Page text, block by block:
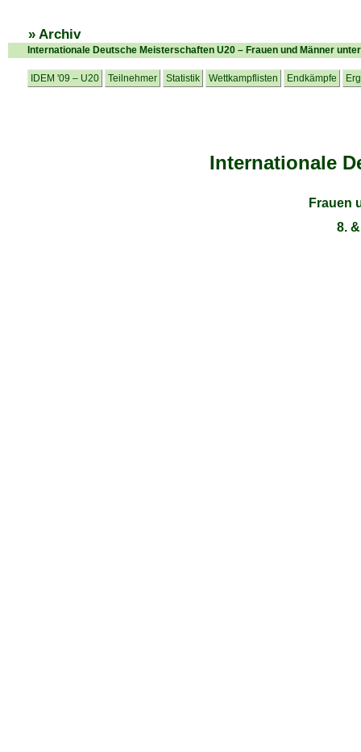
» Archiv
Internationale Deutsche Meisterschaften U20 – Frauen und Männer
IDEM '09 – U20 Teilnehmer Statistik Wettkampflisten Endkämpfe
Internationale
Frauen
8.